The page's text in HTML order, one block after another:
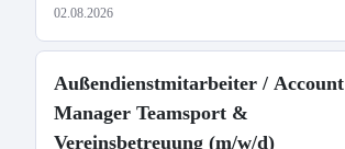
02.08.2026
Außendienstmitarbeiter / Account
Manager Teamsport &
Vereinsbetreuung (m/w/d)